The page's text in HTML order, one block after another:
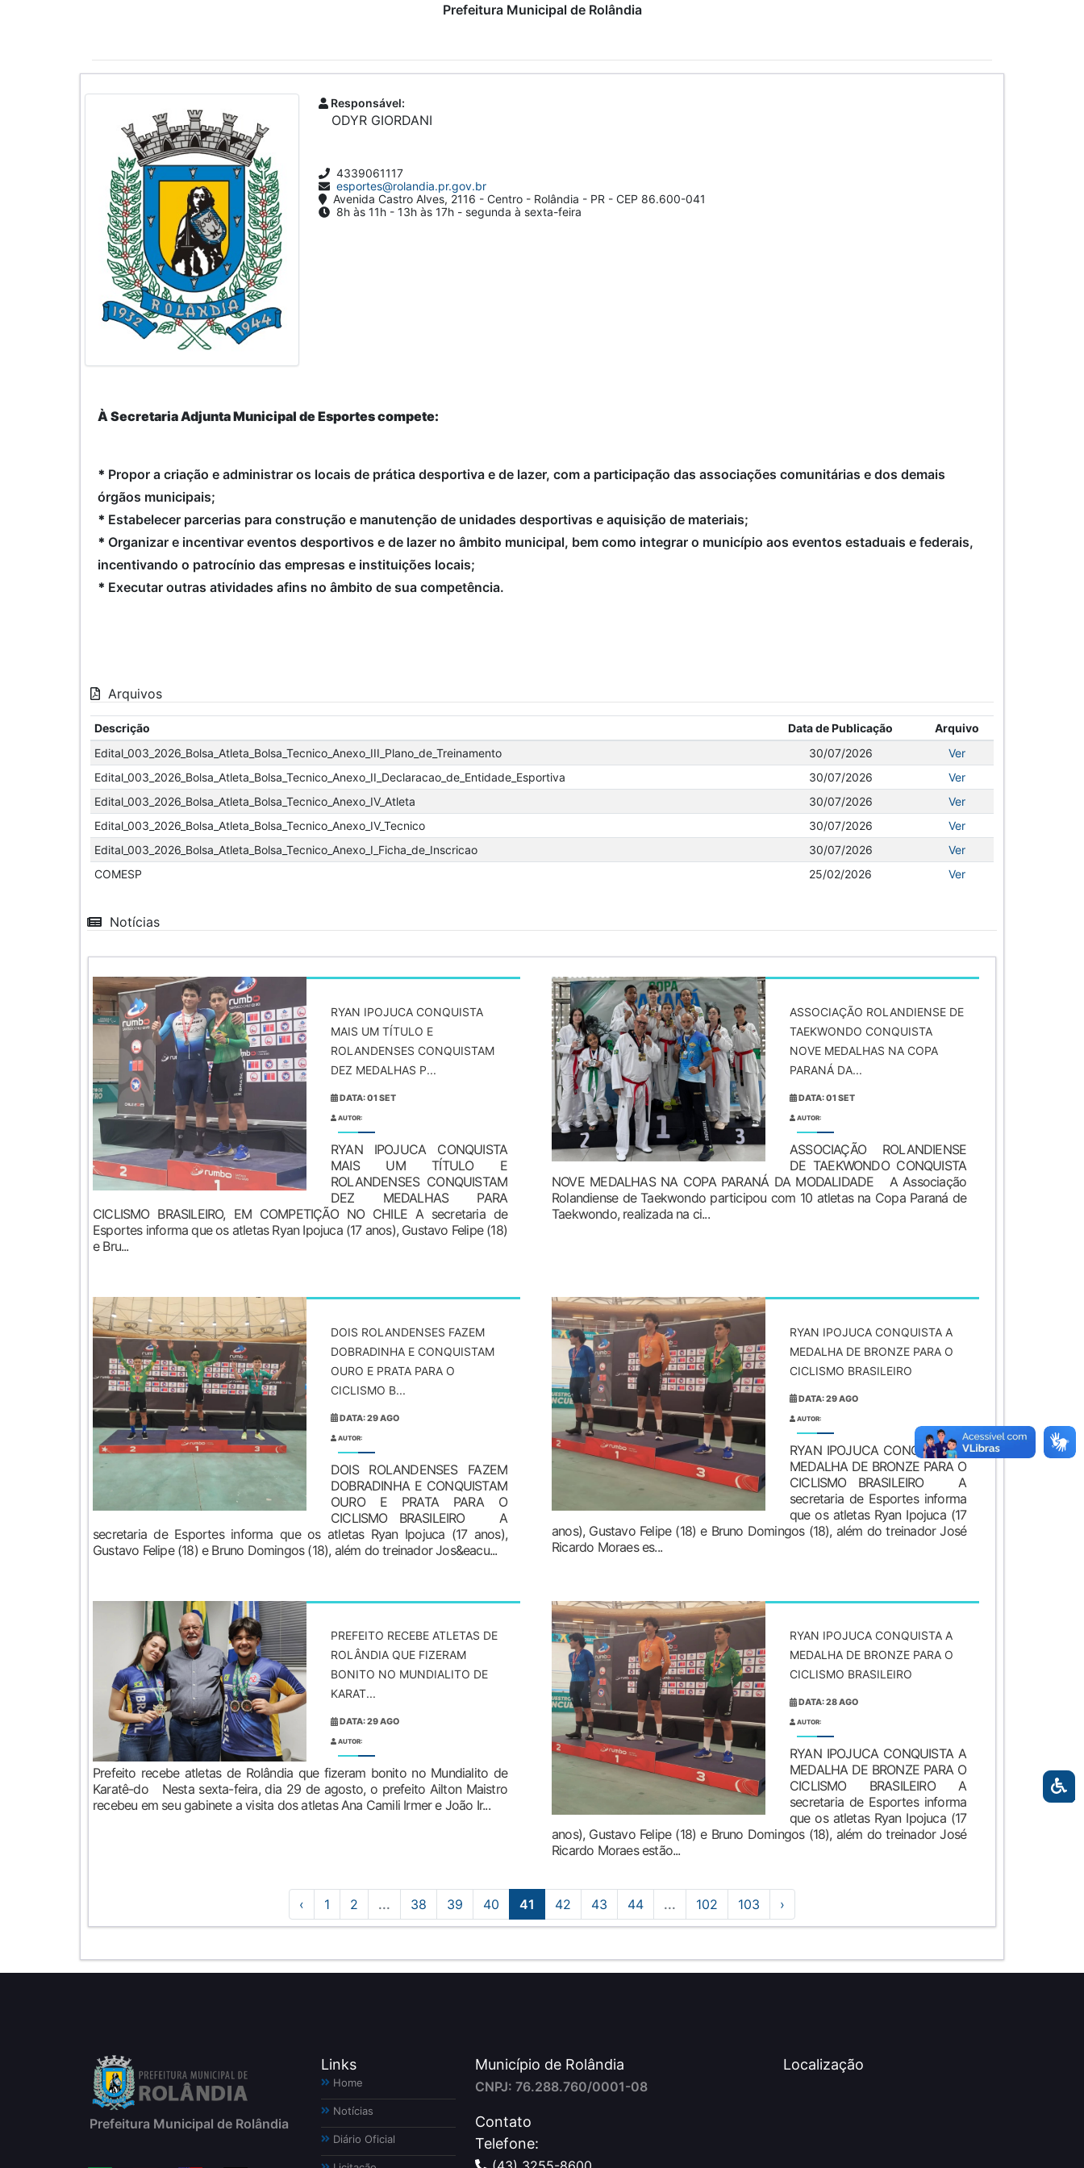
Prefeitura Municipal de Rolândia
Responsável:
ODYR GIORDANI
4339061117
esportes@rolandia.pr.gov.br
Avenida Castro Alves, 2116 - Centro - Rolândia - PR - CEP 86.600-041
8h às 11h - 13h às 17h - segunda à sexta-feira
À Secretaria Adjunta Municipal de Esportes compete:
* Propor a criação e administrar os locais de prática desportiva e de lazer, com a participação das associações comunitárias e dos demais
órgãos municipais;
* Estabelecer parcerias para construção e manutenção de unidades desportivas e aquisição de materiais;
* Organizar e incentivar eventos desportivos e de lazer no âmbito municipal, bem como integrar o município aos eventos estaduais e federais,
incentivando o patrocínio das empresas e instituições locais;
* Executar outras atividades afins no âmbito de sua competência.
Arquivos
Descrição Data de Publicação
Arquivo
Edital_003_2026_Bolsa_Atleta_Bolsa_Tecnico_Anexo_III_Plano_de_Treinamento
30/07/2026
Ver
Edital_003_2026_Bolsa_Atleta_Bolsa_Tecnico_Anexo_II_Declaracao_de_Entidade_Esportiva
30/07/2026
Ver
Edital_003_2026_Bolsa_Atleta_Bolsa_Tecnico_Anexo_IV_Atleta
30/07/2026
Ver
Edital_003_2026_Bolsa_Atleta_Bolsa_Tecnico_Anexo_IV_Tecnico
30/07/2026
Ver
Edital_003_2026_Bolsa_Atleta_Bolsa_Tecnico_Anexo_I_Ficha_de_Inscricao
30/07/2026
Ver
COMESP
25/02/2026 Ver
Notícias
RYAN IPOJUCA CONQUISTA
MAIS UM TÍTULO E
ROLANDENSES CONQUISTAM
DEZ MEDALHAS P...
DATA: 01 SET
AUTOR:
RYAN IPOJUCA CONQUISTA
MAIS UM TÍTULO E
ROLANDENSES CONQUISTAM
DEZ MEDALHAS PARA
CICLISMO BRASILEIRO, EM COMPETIÇÃO NO CHILE A secretaria de
Esportes informa que os atletas Ryan Ipojuca (17 anos), Gustavo Felipe (18)
e Bru...
ASSOCIAÇÃO ROLANDIENSE DE
TAEKWONDO CONQUISTA
NOVE MEDALHAS NA COPA
PARANÁ DA...
DATA: 01 SET
AUTOR:
ASSOCIAÇÃO ROLANDIENSE
DE TAEKWONDO CONQUISTA
NOVE MEDALHAS NA COPA PARANÁ DA MODALIDADE A Associação
Rolandiense de Taekwondo participou com 10 atletas na Copa Paraná de
Taekwondo, realizada na ci...
DOIS ROLANDENSES FAZEM
DOBRADINHA E CONQUISTAM
OURO E PRATA PARA O
CICLISMO B...
DATA: 29 AGO
AUTOR:
DOIS ROLANDENSES FAZEM
DOBRADINHA E CONQUISTAM
OURO E PRATA PARA O
CICLISMO BRASILEIRO A
secretaria de Esportes informa que os atletas Ryan Ipojuca (17 anos),
Gustavo Felipe (18) e Bruno Domingos (18), além do treinador Jos&eacu...
RYAN IPOJUCA CONQUISTA A
MEDALHA DE BRONZE PARA O
CICLISMO BRASILEIRO
DATA: 29 AGO
AUTOR:
RYAN IPOJUCA CONQUISTA A
MEDALHA DE BRONZE PARA O
CICLISMO BRASILEIRO A
secretaria de Esportes informa
que os atletas Ryan Ipojuca (17
anos), Gustavo Felipe (18) e Bruno Domingos (18), além do treinador José
Ricardo Moraes es...
PREFEITO RECEBE ATLETAS DE
ROLÂNDIA QUE FIZERAM
BONITO NO MUNDIALITO DE
KARAT...
DATA: 29 AGO
AUTOR:
Prefeito recebe atletas de Rolândia que fizeram bonito no Mundialito de
Karatê-do Nesta sexta-feira, dia 29 de agosto, o prefeito Ailton Maistro
recebeu em seu gabinete a visita dos atletas Ana Camili Irmer e João Ir...
RYAN IPOJUCA CONQUISTA A
MEDALHA DE BRONZE PARA O
CICLISMO BRASILEIRO
DATA: 28 AGO
AUTOR:
RYAN IPOJUCA CONQUISTA A
MEDALHA DE BRONZE PARA O
CICLISMO BRASILEIRO A
secretaria de Esportes informa
que os atletas Ryan Ipojuca (17
anos), Gustavo Felipe (18) e Bruno Domingos (18), além do treinador José
Ricardo Moraes estão...
‹ 1 2 ... 38 39 40 41 42 43 44 ... 102 103 ›
Prefeitura Municipal de Rolândia
Links
Home
Notícias
Diário Oficial
Município de Rolândia
CNPJ: 76.288.760/0001-08
Contato
Telefone:
Localização